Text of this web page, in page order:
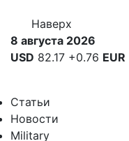
Наверх
8 августа 2026
USD 82.17 +0.76 EUR
Статьи
Новости
Military